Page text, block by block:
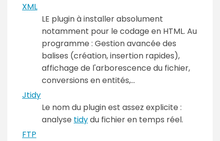
XML
LE plugin à installer absolument
notamment pour le codage en HTML. Au
programme : Gestion avancée des
balises (création, insertion rapides),
affichage de l'arborescence du fichier,
conversions en entités,...
Jtidy
Le nom du plugin est assez explicite :
analyse tidydu fichier en temps réel.
FTP